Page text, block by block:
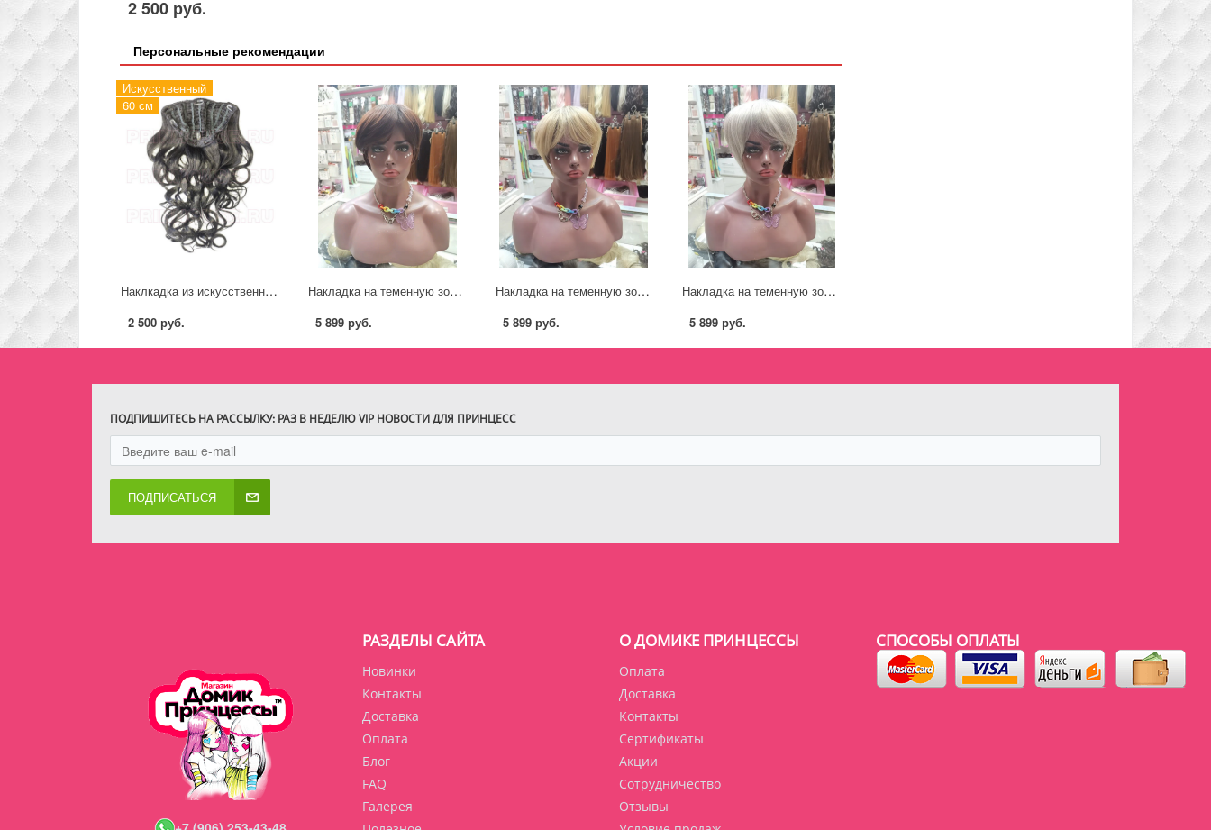
2 500 руб.
Персональные рекомендации
Искусственный
60 см
Наклкадка из искусственных термо волос цвет 2 темный шоколад 60см локоны
2 500 руб.
Накладка на теменную зону из термо канекалона стрижка каштановый оттенок #33
5 899 руб.
Накладка на теменную зону из термо канекалона стрижка цвет теплый блонд с затемненными корнями #TT8/y927
5 899 руб.
Накладка на теменную зону из термо канекалона стрижка цвет пепельный блонд #51
5 899 руб.
ПОДПИШИТЕСЬ НА РАССЫЛКУ: РАЗ В НЕДЕЛЮ VIP НОВОСТИ ДЛЯ ПРИНЦЕСС
ПОДПИСАТЬСЯ
О ДОМИКЕ ПРИНЦЕССЫ
Оплата
Доставка
Контакты
Сертификаты
Акции
Сотрудничество
Отзывы
РАЗДЕЛЫ САЙТА
Новинки
Контакты
Доставка
Оплата
Блог
FAQ
Галерея
СПОСОБЫ ОПЛАТЫ